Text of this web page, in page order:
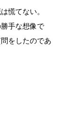
慌てない。
手な想像で
をしたのであ